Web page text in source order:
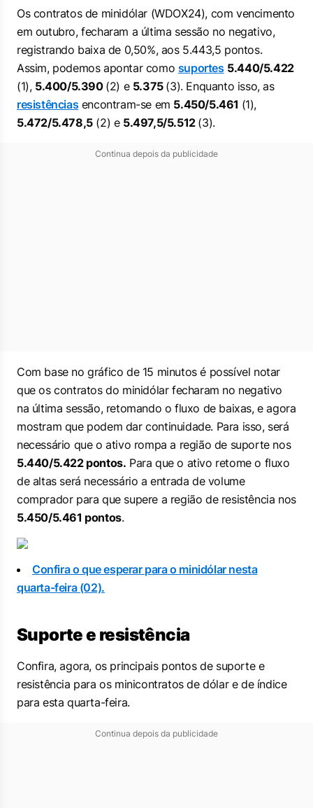
Os contratos de minidólar (WDOX24), com vencimento
em outubro, fecharam a última sessão no negativo,
registrando baixa de 0,50%, aos 5.443,5 pontos.
Assim, podemos apontar como suportes 5.440/5.422
(1), 5.400/5.390 (2) e 5.375 (3). Enquanto isso, as
resistênciasencontram-se em 5.450/5.461 (1),
5.472/5.478,5(2) e 5.497,5/5.512 (3).
Continua depois da publicidade
Com base no gráfico de 15 minutos é possível notar
que os contratos do minidólar fecharam no negativo
na última sessão, retomando o fluxo de baixas, e agora
mostram que podem dar continuidade. Para isso, será
necessário que o ativo rompa a região de suporte nos
5.440/5.422 pontos. Para que o ativo retome o fluxo
de altas será necessário a entrada de volume
comprador para que supere a região de resistência nos
5.450/5.461 pontos.
Confira o que esperar para o minidólar nesta
quarta-feira (02).
Suporte e resistência
Confira, agora, os principais pontos de suporte e
resistência para os minicontratos de dólar e de índice
para esta quarta-feira.
Continua depois da publicidade